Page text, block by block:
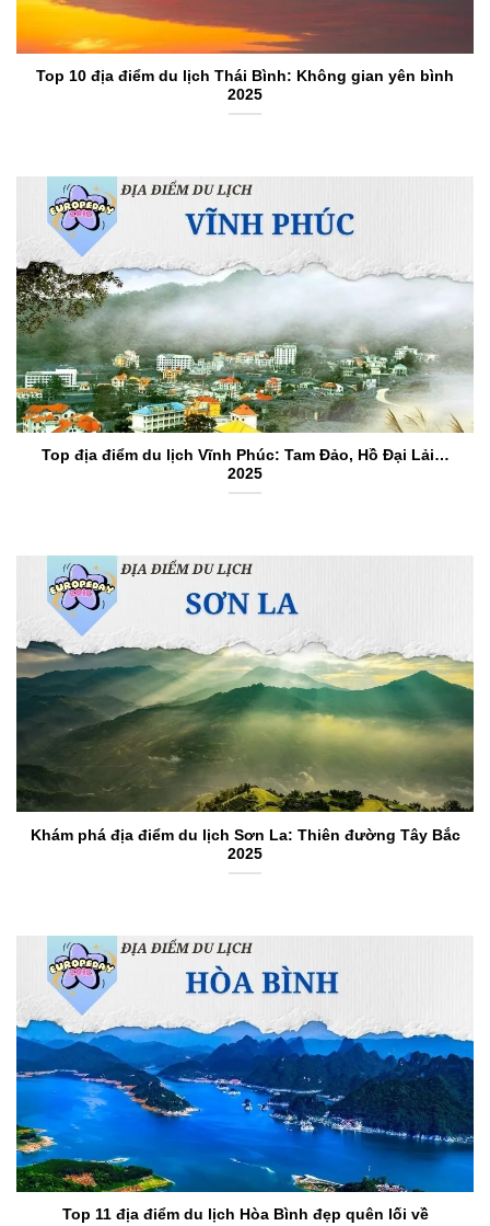
Top 10 địa điểm du lịch Thái Bình: Không gian yên bình
2025
Top địa điểm du lịch Vĩnh Phúc: Tam Đảo, Hồ Đại Lải…
2025
Khám phá địa điểm du lịch Sơn La: Thiên đường Tây Bắc
2025
Top 11 địa điểm du lịch Hòa Bình đẹp quên lối về